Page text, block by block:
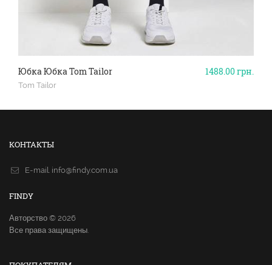
1488.00грн.
Юбка Юбка Tom Tailor
Tom Tailor
КОНТАКТЫ
E-mail. info@findy.com.ua
FINDY
Авторство © 2026
Все права защищены.